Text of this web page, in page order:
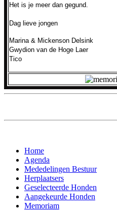
Het is je meer dan gegund.
Dag lieve jongen
Marina & Mickenson Delsink
Gwydion van de Hoge Laer
Tico
Home
Agenda
Mededelingen Bestuur
Herplaatsers
Geselecteerde Honden
Aangekeurde Honden
Memoriam